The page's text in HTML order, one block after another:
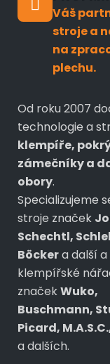
Váš
stroje a
na
plechu.
Od roku 2007
technologie a
klempíře,
zámečníky a
obory.
Specializujeme
stroje značek
Schechtl,
Böckera další
klempířské
značekWuko,
Buschmann,
Picard,
a dalších.